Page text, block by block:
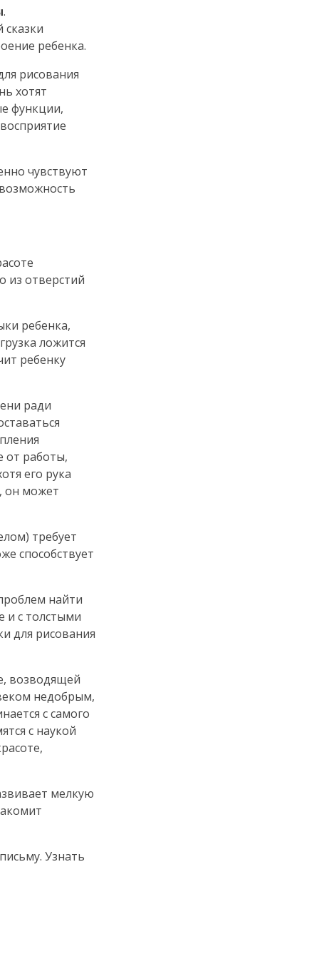
.
ребенка.
рисования
хотят
функции,
чувствуют
из отверстий
ребенка,
ложится
ребенку
ради
от работы,
его рука
он может
требует
способствует
найти
и с толстыми
для рисования
возводящей
недобрым,
с самого
с наукой
мелкую
Узнать